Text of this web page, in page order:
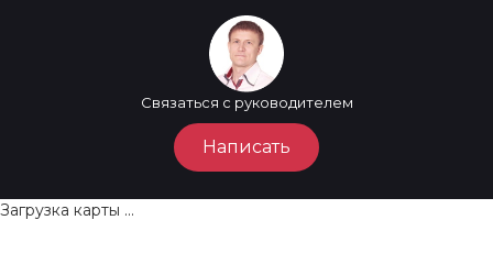
Связаться с руководителем
Написать
Загрузка карты ...